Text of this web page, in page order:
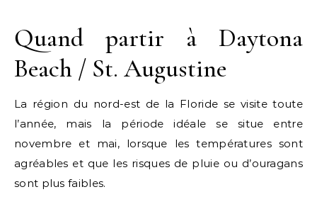
Quand partir à Daytona
Beach / St. Augustine
La région du nord-est de la Floride se visite toute
l’année, mais la période idéale se situe entre
novembre et mai, lorsque les températures sont
agréables et que les risques de pluie ou d’ouragans
sont plus faibles.